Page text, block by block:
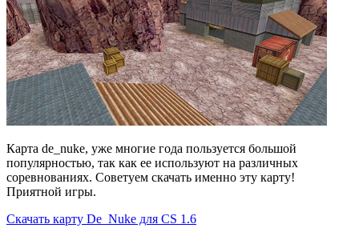
Карта de_nuke, уже многие года пользуется большой
популярностью, так как ее используют на различных
соревнованиях. Советуем скачать именно эту карту!
Приятной игры.
Скачать карту De_Nuke для CS 1.6